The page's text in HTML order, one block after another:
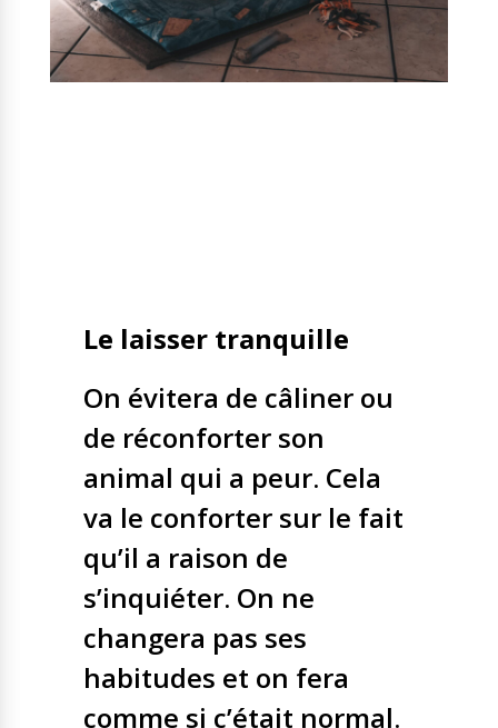
Le laisser tranquille
On évitera de câliner ou
de réconforter son
animal qui a peur. Cela
va le conforter sur le fait
qu’il a raison de
s’inquiéter. On ne
changera pas ses
habitudes et on fera
comme si c’était normal.